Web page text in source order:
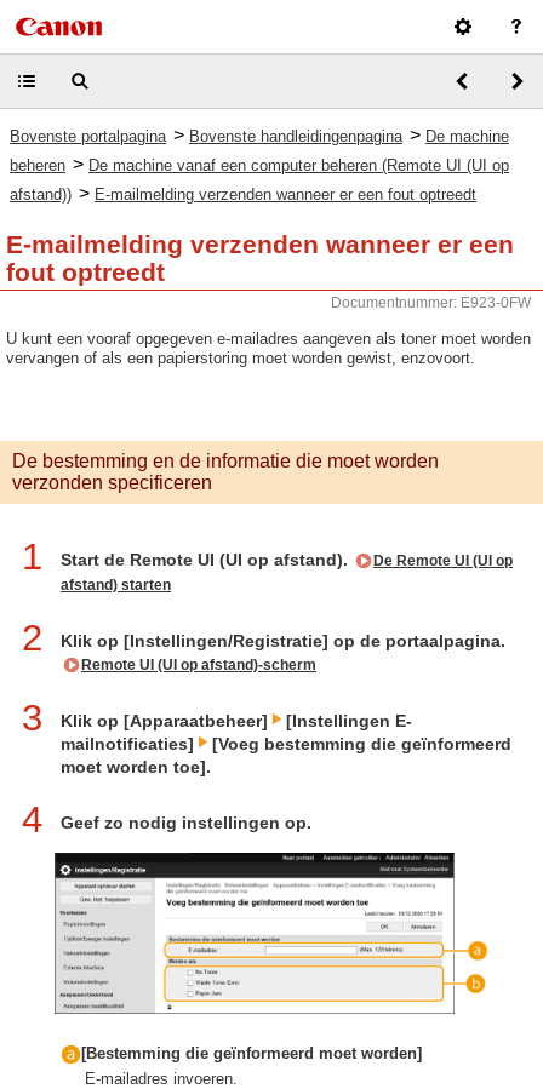
Bovenste portalpagina > Bovenste handleidingenpagina > De machine
beheren > De machine vanaf een computer beheren (Remote UI (UI op
afstand)) > E-mailmelding verzenden wanneer er een fout optreedt
E-mailmelding verzenden wanneer er een
fout optreedt
Documentnummer: E923-0FW
U kunt een vooraf opgegeven e-mailadres aangeven als toner moet worden
vervangen of als een papierstoring moet worden gewist, enzovoort.
De bestemming en de informatie die moet worden
verzonden specificeren
1 Start de Remote UI (UI op afstand).
De Remote UI (UI op
afstand) starten
2 Klik op [Instellingen/Registratie] op de portaalpagina.
Remote UI (UI op afstand)-scherm
3 Klik op [Apparaatbeheer]
[Instellingen E-
mailnotificaties]
[Voeg bestemming die geïnformeerd
moet worden toe].
4 Geef zo nodig instellingen op.
[Bestemming die geïnformeerd moet worden]
E-mailadres invoeren.